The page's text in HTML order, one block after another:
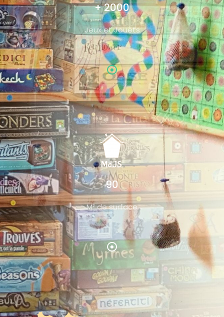
+ 2000
Jeux et Jouets
90
M² de surface